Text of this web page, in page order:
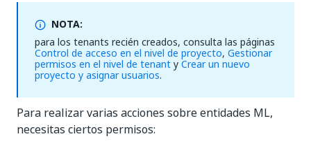
NOTA:
para los tenants recién creados, consulta las páginas
Control de acceso en el nivel de proyecto, Gestionar
permisos en el nivel de tenantyCrear un nuevo
proyecto y asignar usuarios.
Para realizar varias acciones sobre entidades ML,
necesitas ciertos permisos: